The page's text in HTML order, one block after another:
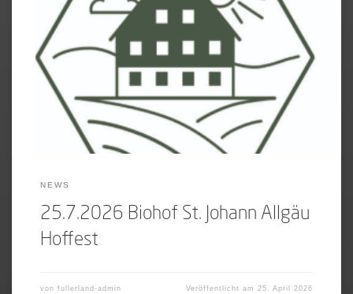
[…]
NEWS
25.7.2026 Biohof St. Johann Allgäu
Hoffest
von fullerland-admin Veröffentlicht am 25. April 2026